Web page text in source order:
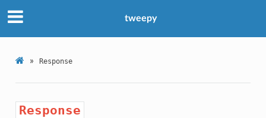
tweepy
» Response
Response